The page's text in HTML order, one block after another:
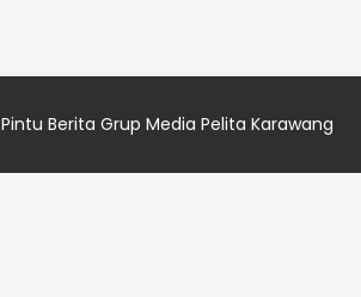
Pintu Berita Grup Media Pelita Karawang